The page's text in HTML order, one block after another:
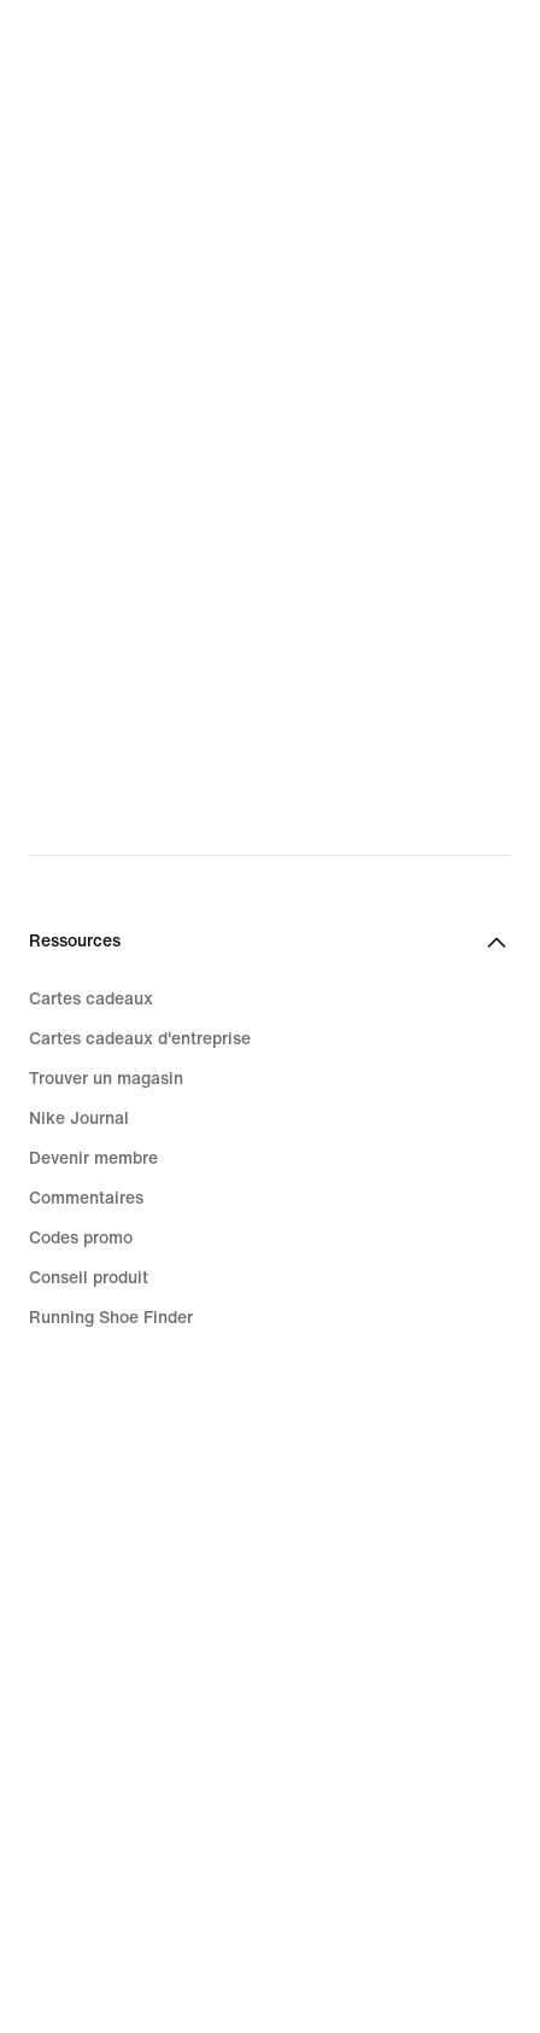
Ressources
Cartes cadeaux
Cartes cadeaux d'entreprise
Trouver un magasin
Nike Journal
Devenir membre
Commentaires
Codes promo
Conseil produit
Running Shoe Finder